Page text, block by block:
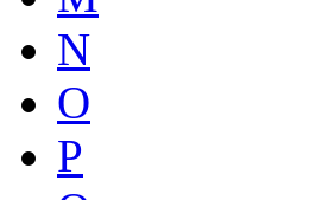
N
O
P